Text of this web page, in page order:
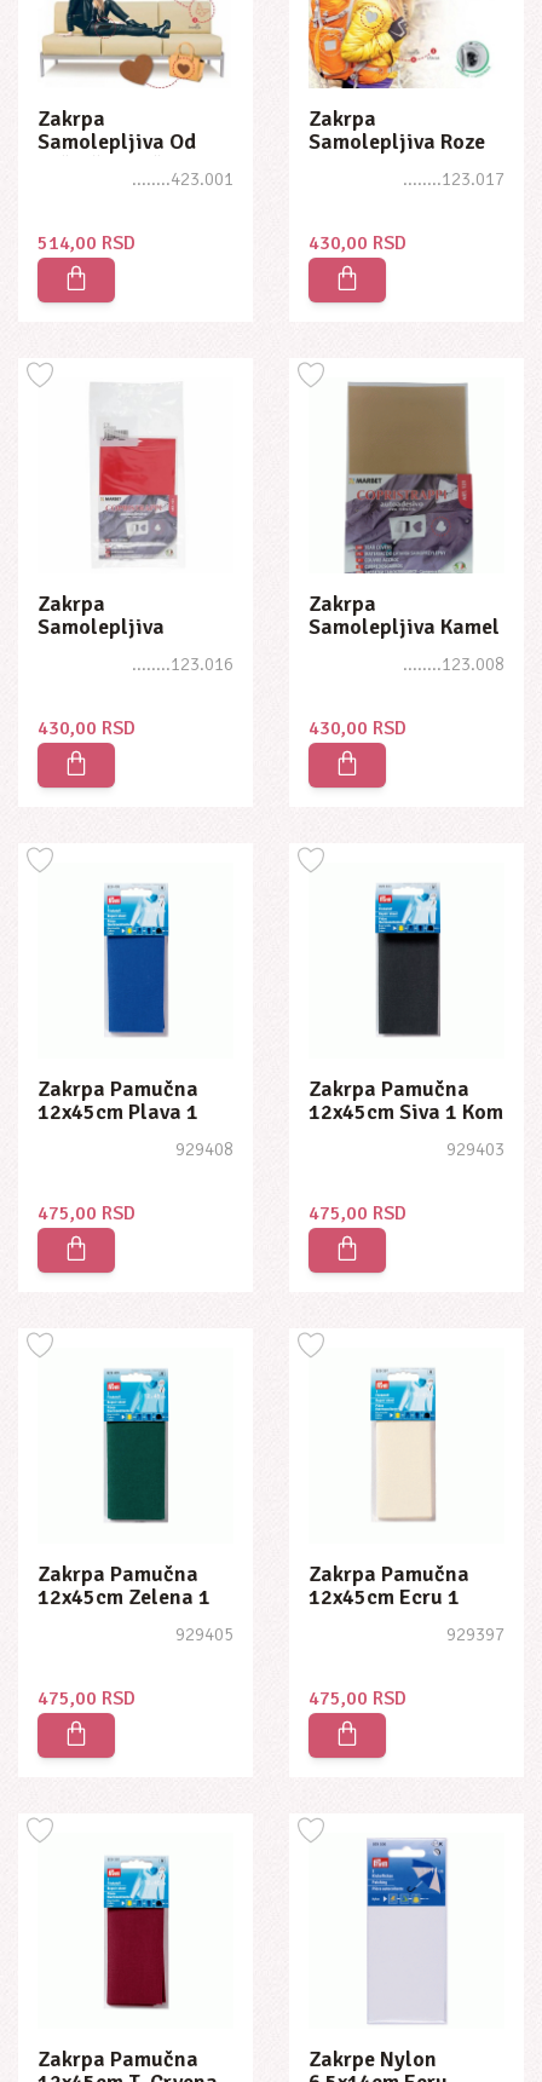
Zakrpa
Samolepljiva Od
Veštačke Kože, Bela
........423.001
514,00 RSD
Zakrpa
Samolepljiva Roze
........123.017
430,00 RSD
Zakrpa
Samolepljiva
........123.016
430,00 RSD
Zakrpa
Samolepljiva Kamel
........123.008
430,00 RSD
Zakrpa Pamučna
12x45cm Plava 1
929408
475,00 RSD
Zakrpa Pamučna
12x45cm Siva 1 Kom
929403
475,00 RSD
Zakrpa Pamučna
12x45cm Zelena 1
929405
475,00 RSD
Zakrpa Pamučna
12x45cm Ecru 1
929397
475,00 RSD
Zakrpa Pamučna
Zakrpe Nylon